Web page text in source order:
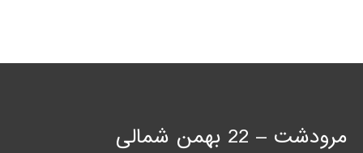
مرودشت – 22 بهمن شمالی